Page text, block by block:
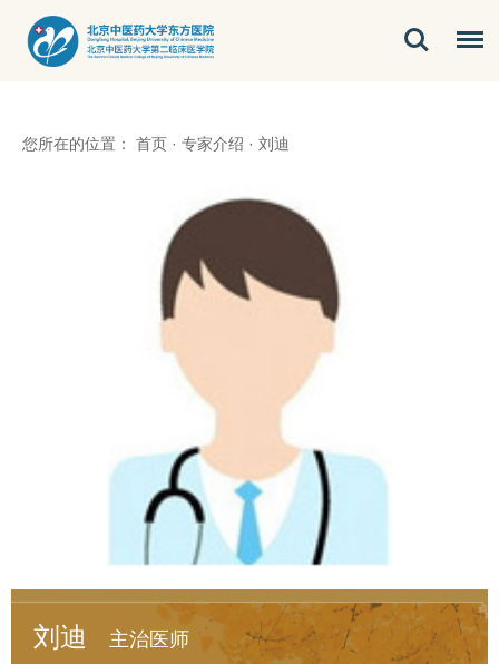
您所在的位置： 首页 · 专家介绍 · 刘迪
刘迪 主治医师